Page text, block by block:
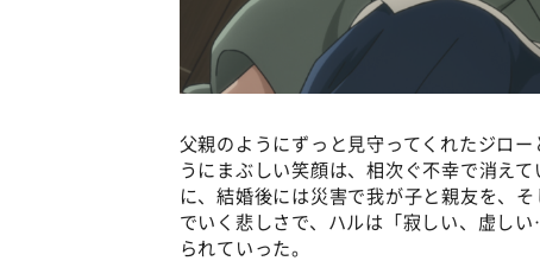
父親のようにずっと見守ってくれたジロ
うにまぶしい笑顔は、相次ぐ不幸で消え
に、結婚後には災害で我が子と親友を、
でいく悲しさで、ハルは「寂しい、虚
られていった。